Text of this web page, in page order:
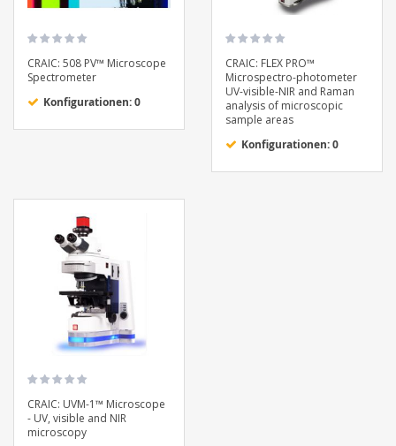
CRAIC: 508 PV™ Microscope
Spectrometer
Konfigurationen: 0
CRAIC: FLEX PRO™
Microspectro-photometer
UV-visible-NIR and Raman
analysis of microscopic
sample areas
Konfigurationen: 0
CRAIC: UVM-1™ Microscope
- UV, visible and NIR
microscopy